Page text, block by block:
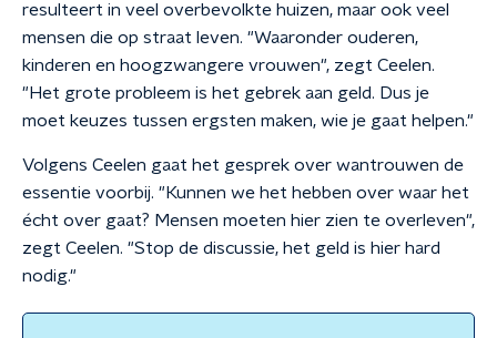
resulteert in veel overbevolkte huizen, maar ook veel
mensen die op straat leven. "Waaronder ouderen,
kinderen en hoogzwangere vrouwen", zegt Ceelen.
"Het grote probleem is het gebrek aan geld. Dus je
moet keuzes tussen ergsten maken, wie je gaat helpen."
Volgens Ceelen gaat het gesprek over wantrouwen de
essentie voorbij. "Kunnen we het hebben over waar het
écht over gaat? Mensen moeten hier zien te overleven",
zegt Ceelen. "Stop de discussie, het geld is hier hard
nodig."